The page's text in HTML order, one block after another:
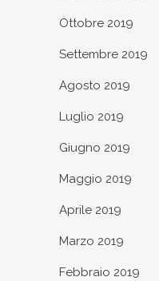
Ottobre 2019
Settembre 2019
Agosto 2019
Luglio 2019
Giugno 2019
Maggio 2019
Aprile 2019
Marzo 2019
Febbraio 2019